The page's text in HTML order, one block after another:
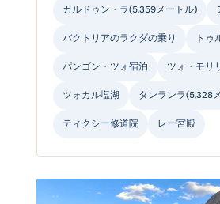
カルドゥン・ラ(5,359メートル)
バクトリアのラクダの乗り トゥ
パンゴン・ツォ宿泊 ツォ・モリ
ツォカル塩湖 タンランラ(5,328
ティクシー修道院 レー宮殿